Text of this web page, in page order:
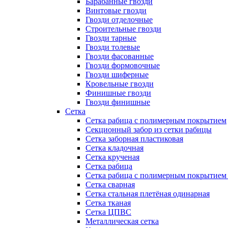
Винтовые гвозди
Гвозди отделочные
Строительные гвозди
Гвозди тарные
Гвозди толевые
Гвозди фасованные
Гвозди формовочные
Гвозди шиферные
Кровельные гвозди
Финишные гвозди
Гвозди финишные
Сетка
Сетка рабица с полимерным покрытием
Секционный забор из сетки рабицы
Сетка заборная пластиковая
Сетка кладочная
Сетка крученая
Сетка рабица
Сетка рабица с полимерным покрытием
Сетка сварная
Сетка стальная плетёная одинарная
Сетка тканая
Сетка ЦПВС
Металлическая сетка